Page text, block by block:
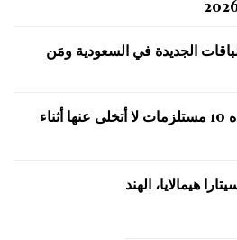
الجديدة في السعودية ومَن
أنا صيدلانية وهذه 10 مستلزمات لا أتخلى عنها أثناء
هيمالايا، الهند